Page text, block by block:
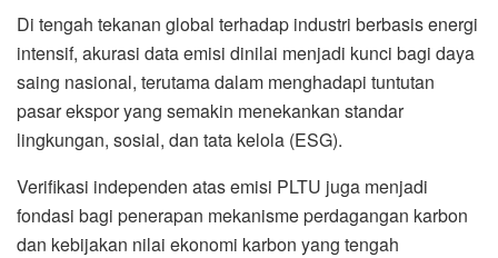
Di tengah tekanan global terhadap industri berbasis energi
intensif, akurasi data emisi dinilai menjadi kunci bagi daya
saing nasional, terutama dalam menghadapi tuntutan
pasar ekspor yang semakin menekankan standar
lingkungan, sosial, dan tata kelola (ESG).
Verifikasi independen atas emisi PLTU juga menjadi
fondasi bagi penerapan mekanisme perdagangan karbon
dan kebijakan nilai ekonomi karbon yang tengah